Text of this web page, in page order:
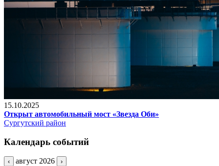
15.10.2025
Открыт автомобильный мост «Звезда Оби»
Сургутский район
Календарь событий
‹ август 2026 ›